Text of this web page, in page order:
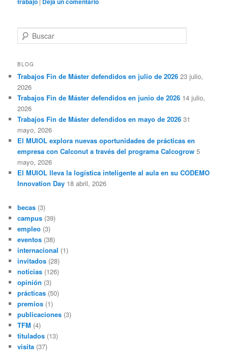
u
c
r
BLOG
Trabajos Fin de Máster defendidos en julio de 2026 23 julio,
2026
Trabajos Fin de Máster defendidos en junio de 2026 14 julio,
2026
Trabajos Fin de Máster defendidos en mayo de 2026 31
mayo, 2026
El MUIOL explora nuevas oportunidades de prácticas en
empresa con Calconut a través del programa Calcogrow 5
mayo, 2026
El MUIOL lleva la logística inteligente al aula en su CODEMO
Innovation Day 18 abril, 2026
becas (3)
campus (39)
empleo (3)
eventos (38)
internacional (1)
invitados (28)
noticias (126)
opinión (3)
prácticas (50)
premios (1)
publicaciones (3)
TFM (4)
titulados (13)
visita (37)